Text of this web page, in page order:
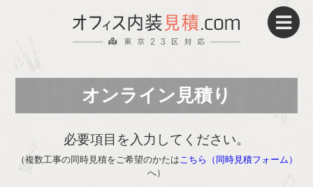
オンライン見積り
必要項目を入力してください。
（複数工事の同時見積をご希望のかたはこちら（同時見積フォーム）
へ）
パーティション 床貼替え・OAフロア
壁紙・クロス 電気工事